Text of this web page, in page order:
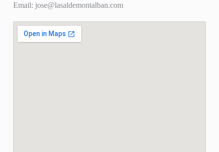
Email: jose@lasaldemontalban.com